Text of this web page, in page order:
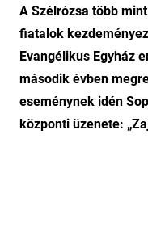
A Szélrózsa több
fiatalok
Evangélikus Egyház
második évben
eseménynek idén
központi üzenete: